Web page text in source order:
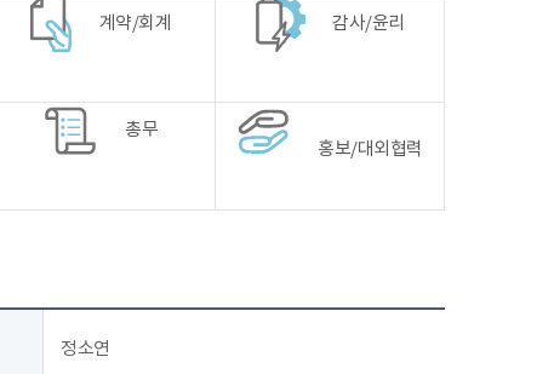
계약/회계 감사/윤리
총무
홍보/대외협력
정소연